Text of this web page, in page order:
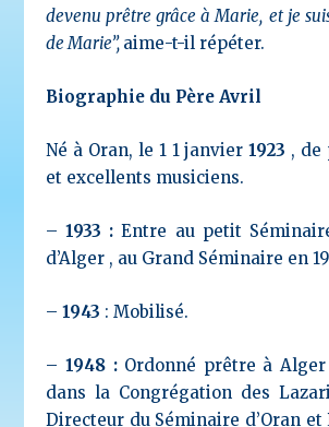
devenu prêtre grâce à Marie, et je
de Marie”, aime-t-il répéter.
Biographie du Père Avril
Né à Oran, le 1 1 janvier1923 , de
et excellents musiciens.
–1933 :Entre au petit
d’Alger , au Grand Séminaire en
– 1943 : Mobilisé.
– 1948 : Ordonné prêtre à
dans la Congrégation des
Directeur du Séminaire d’Oran et